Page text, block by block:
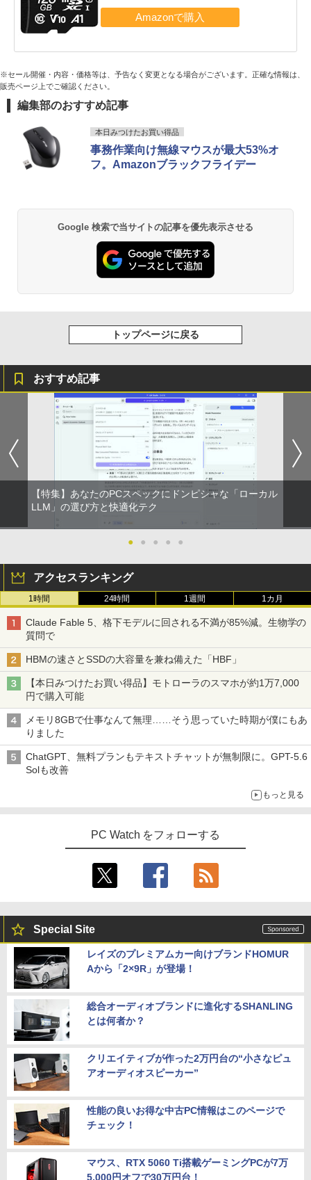
※セール開催・内容・価格等は、予告なく変更となる場合がございます。正確な情報は、
販売ページ上でご確認ください。
編集部のおすすめ記事
本日みつけたお買い得品
事務作業向け無線マウスが最大53%オ
フ。Amazonブラックフライデー
Google 検索で当サイトの記事を優先表示させる
トップページに戻る
おすすめ記事
【特集】あなたのPCスペックにドンピシャな「ローカル
LLM」の選び方と快適化テク
● ● ● ● ●
アクセスランキング
1時間 24時間 1週間 1カ月
Claude Fable 5、格下モデルに回される不満が85%減。生物学の
質問で
HBMの速さとSSDの大容量を兼ね備えた「HBF」
【本日みつけたお買い得品】モトローラのスマホが約1万7,000
円で購入可能
メモリ8GBで仕事なんて無理……そう思っていた時期が僕にもあ
りました
ChatGPT、無料プランもテキストチャットが無制限に。GPT-5.6
Solも改善
もっと見る
PC Watch をフォローする
Special Site
レイズのプレミアムカー向けブランドHOMUR
Aから「2×9R」が登場！
総合オーディオブランドに進化するSHANLING
とは何者か？
クリエイティブが作った2万円台の“小さなピュ
アオーディオスピーカー”
性能の良いお得な中古PC情報はこのページで
チェック！
マウス、RTX 5060 Ti搭載ゲーミングPCが7万
5,000円オフで30万円台！